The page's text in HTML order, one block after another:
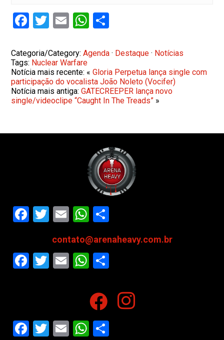
Facebook
Twitter
EmailWhatsApp
Categoria/Category:Agenda · Destaque · Notícias
Tags: Nuclear Warfare
Notícia mais recente: «Gloria Perpetua lança single com
participação do vocalista João Noleto (Vocifer)
Notícia mais antiga:GATECREEPER lança novo
single/videoclipe “Caught In The Treads” »
Facebook
Twitter
EmailWhatsApp
contato@arenaheavy.com.br
Facebook
Twitter
EmailWhatsApp
Facebook
Twitter
EmailWhatsApp